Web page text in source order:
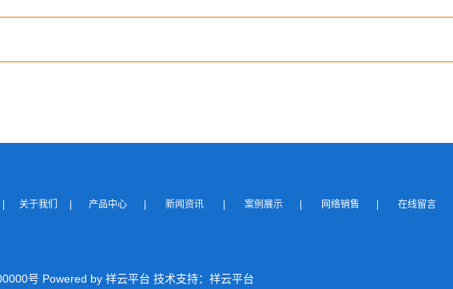
关于我们 产品中心 新闻资讯 案例展示 网络销售 在线留言
号 Powered by 祥云平台 技术支持：祥云平台